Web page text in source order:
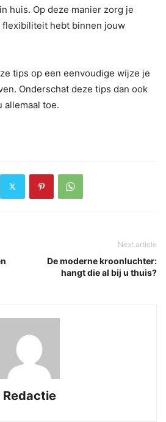
huis. Op deze manier zorg je
flexibiliteit hebt binnen jouw
tips op een eenvoudige wijze je
Onderschat deze tips dan ook
allemaal toe.
Next article
De moderne kroonluchter:
hangt die al bij u thuis?
Redactie